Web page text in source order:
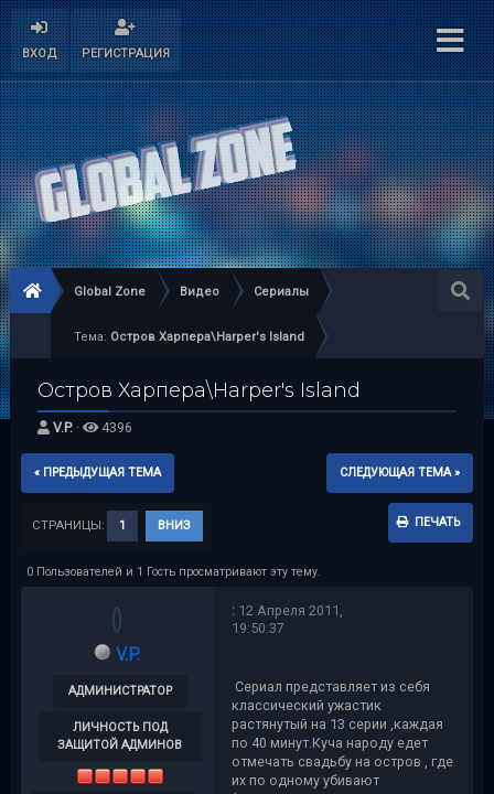
ВХОД РЕГИСТРАЦИЯ
Global Zone Видео Сериалы
Тема: Остров Харпера\Harper's Island
Остров Харпера\Harper's Island
V.P.· 4396
« ПРЕДЫДУЩАЯ ТЕМА СЛЕДУЮЩАЯ ТЕМА »
ПЕЧАТЬ
СТРАНИЦЫ: 1 ВНИЗ
0 Пользователей и 1 Гость просматривают эту тему.
V.P.
АДМИНИСТРАТОР
ЛИЧНОСТЬ ПОД
ЗАЩИТОЙ АДМИНОВ
:12 Апреля 2011,
19:50:37
Сериал представляет из себя
классический ужастик
растянутый на 13 серии ,каждая
по 40 минут.Куча народу едет
отмечать свадьбу на остров , где
их по одному убивают